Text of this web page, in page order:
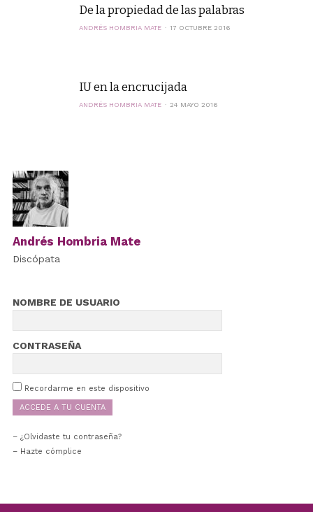
De la propiedad de las palabras
ANDRÉS HOMBRIA MATE 17 OCTUBRE 2016
IU en la encrucijada
ANDRÉS HOMBRIA MATE 24 MAYO 2016
Andrés Hombria Mate
Discópata
NOMBRE DE USUARIO
CONTRASEÑA
Recordarme en este dispositivo
¿Olvidaste tu contraseña?
– Hazte cómplice